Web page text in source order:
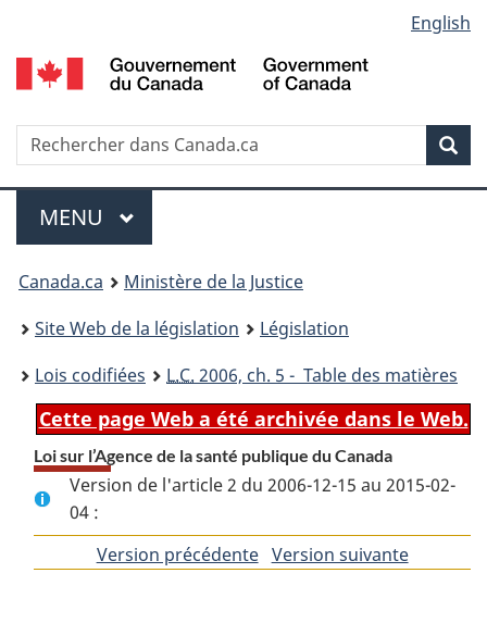
au
contenu
propos
de
la
HTML
simplifiée
selection
English
Recherche
Menu
MENU PRINCIPAL
You
are
here:
Canada.ca
Ministère de la Justice
Site Web de la législation
Législation
Lois codifiées
L.C. 2006, ch. 5 - Table des matières
Cette page Web a été archivée dans le Web.
Loi sur l’Agence de la santé publique du Canada
Version de l'article 2 du 2006-12-15 au 2015-02-
04 :
Version précédentedeVersion suivantede